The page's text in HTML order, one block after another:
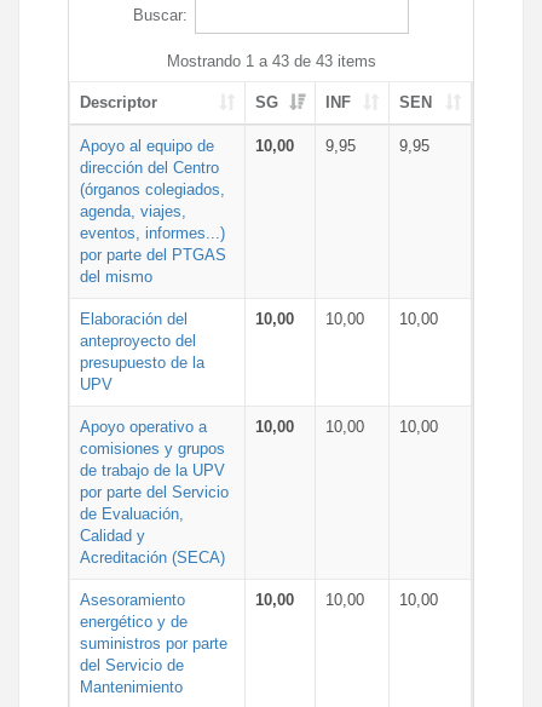
Buscar:
Mostrando 1 a 43 de 43 items
Descriptor SG INF SEN
Apoyo al equipo de
dirección del Centro
(órganos colegiados,
agenda, viajes,
eventos, informes...)
por parte del PTGAS
del mismo
10,00 9,95 9,95
Elaboración del
anteproyecto del
presupuesto de la
UPV
10,00 10,00 10,00
Apoyo operativo a
comisiones y grupos
de trabajo de la UPV
por parte del Servicio
de Evaluación,
Calidad y
Acreditación (SECA)
10,00 10,00 10,00
Asesoramiento
energético y de
suministros por parte
del Servicio de
Mantenimiento
10,00 10,00 10,00